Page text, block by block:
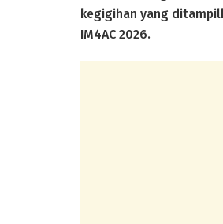
kegigihan yang
IM4AC 2026.